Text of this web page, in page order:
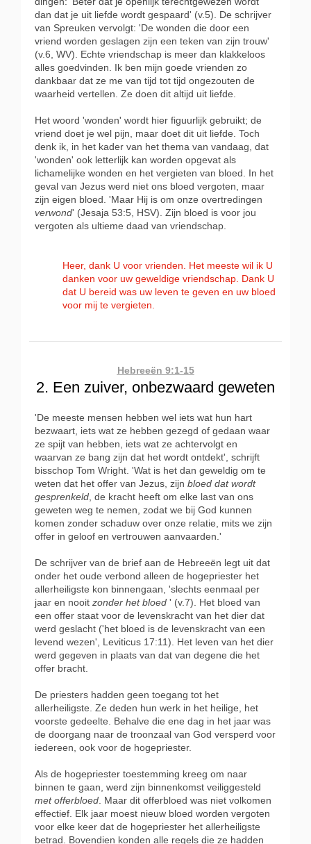
dan dat je uit liefde wordt gespaard' (v.5). De schrijver
van Spreuken vervolgt: 'De wonden die door een
vriend worden geslagen zijn een teken van zijn trouw'
(v.6, WV). Echte vriendschap is meer dan klakkeloos
alles goedvinden. Ik ben mijn goede vrienden zo
dankbaar dat ze me van tijd tot tijd ongezouten de
waarheid vertellen. Ze doen dit altijd uit liefde.
Het woord 'wonden' wordt hier figuurlijk gebruikt; de
vriend doet je wel pijn, maar doet dit uit liefde. Toch
denk ik, in het kader van het thema van vandaag, dat
'wonden' ook letterlijk kan worden opgevat als
lichamelijke wonden en het vergieten van bloed. In het
geval van Jezus werd niet ons bloed vergoten, maar
zijn eigen bloed. 'Maar Hij is om onze overtredingen
verwond' (Jesaja 53:5, HSV). Zijn bloed is voor jou
vergoten als ultieme daad van vriendschap.
Heer, dank U voor vrienden. Het meeste wil ik U
danken voor uw geweldige vriendschap. Dank U
dat U bereid was uw leven te geven en uw bloed
voor mij te vergieten.
Hebreeën 9:1-15
2. Een zuiver, onbezwaard geweten
'De meeste mensen hebben wel iets wat hun hart
bezwaart, iets wat ze hebben gezegd of gedaan waar
ze spijt van hebben, iets wat ze achtervolgt en
waarvan ze bang zijn dat het wordt ontdekt', schrijft
bisschop Tom Wright. 'Wat is het dan geweldig om te
weten dat het offer van Jezus, zijn bloed dat wordt
gesprenkeld, de kracht heeft om elke last van ons
geweten weg te nemen, zodat we bij God kunnen
komen zonder schaduw over onze relatie, mits we zijn
offer in geloof en vertrouwen aanvaarden.'
De schrijver van de brief aan de Hebreeën legt uit dat
onder het oude verbond alleen de hogepriester het
allerheiligste kon binnengaan, 'slechts eenmaal per
jaar en nooit zonder het bloed ' (v.7). Het bloed van
een offer staat voor de levenskracht van het dier dat
werd geslacht ('het bloed is de levenskracht van een
levend wezen', Leviticus 17:11). Het leven van het dier
werd gegeven in plaats van dat van degene die het
offer bracht.
De priesters hadden geen toegang tot het
allerheiligste. Ze deden hun werk in het heilige, het
voorste gedeelte. Behalve die ene dag in het jaar was
de doorgang naar de troonzaal van God versperd voor
iedereen, ook voor de hogepriester.
Als de hogepriester toestemming kreeg om naar
binnen te gaan, werd zijn binnenkomst veiliggesteld
met offerbloed. Maar dit offerbloed was niet volkomen
effectief. Elk jaar moest nieuw bloed worden vergoten
voor elke keer dat de hogepriester het allerheiligste
betrad. Bovendien konden alle regels die ze hadden